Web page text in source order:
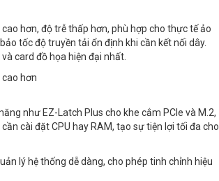
hơn, độ trễ thấp hơn, phù hợp cho thực tế ảo
tốc độ truyền tải ổn định khi cần kết nối dây.
card đồ họa hiện đại nhất.
hơn
như EZ-Latch Plus cho khe cắm PCIe và M.2,
cài đặt CPU hay RAM, tạo sự tiện lợi tối đa cho
lý hệ thống dễ dàng, cho phép tinh chỉnh hiệu